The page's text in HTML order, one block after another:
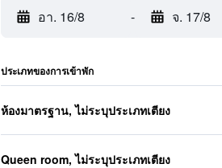
อา. 16/8 - จ. 17/8
ประเภทของการเข้าพัก
ห้องมาตรฐาน, ไม่ระบุประเภทเตียง
Queen room, ไม่ระบุประเภทเตียง